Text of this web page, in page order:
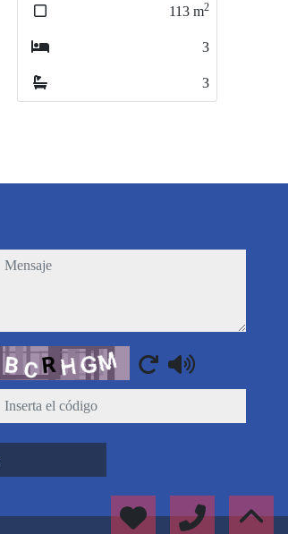
72m2
3
2
mensaje
Captcha